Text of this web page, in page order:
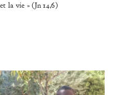
la vie » (Jn 14,6)